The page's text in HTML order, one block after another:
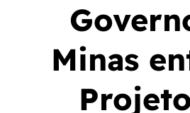
Minas